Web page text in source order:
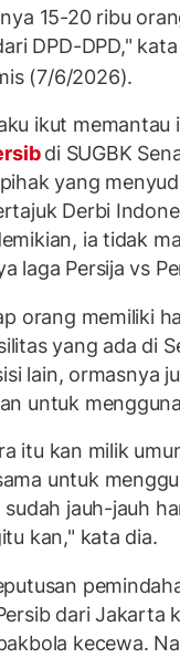
15-20 ribu
DPD-DPD,"
(7/6/2026).
ikut
di SUGBK
yang
Derbi
ia tidak
laga Persija vs
orang memiliki
yang ada di
lain, ormasnya
untuk
itu kan milik
untuk
sudah jauh-jauh
kan," kata dia.
dari Jakarta
kecewa.